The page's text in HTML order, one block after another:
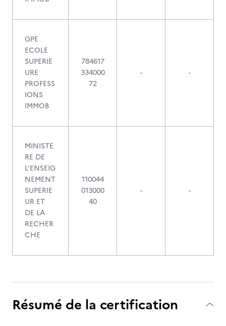
GPE
ECOLE
SUPERIE
URE
PROFESS
IONS
IMMOB
784617
334000
72
- -
MINISTE
RE DE
L'ENSEIG
NEMENT
SUPERIE
UR ET
DE LA
RECHER
CHE
110044
013000
40
- -
Résumé de la certification